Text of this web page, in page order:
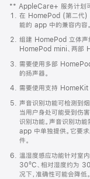
窗
口
中
打
开)
** AppleCare+ 服务计划可
在 HomePod (第二代)
能的 app 中的兼容内容
组建 HomePod 立体声
HomePod mini、两部
需要使用多部
的扬声器。
需要使用支持 HomeKit
声音识别功能可检测到
当用户身处可能受到伤
识别功能。声音识别功
app 中单独提供。它要
件。
温湿度感应功能针对室
30ºC、相对湿度约为
况下，准确性可能会降